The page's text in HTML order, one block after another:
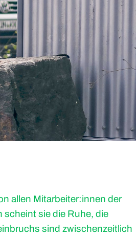
allen Mitarbeiter:innen der
scheint sie die Ruhe, die
sind zwischenzeitlich